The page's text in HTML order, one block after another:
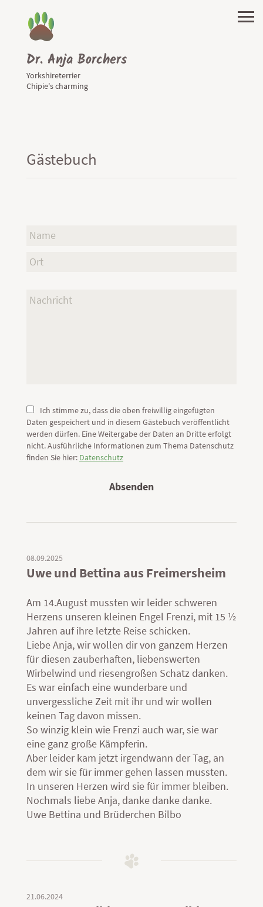
Dr. Anja Borchers
Yorkshireterrier
Chipie's charming
Gästebuch
Ich stimme zu, dass die oben freiwillig eingefügten
Daten gespeichert und in diesem Gästebuch veröffentlicht
werden dürfen. Eine Weitergabe der Daten an Dritte erfolgt
nicht. Ausführliche Informationen zum Thema Datenschutz
finden Sie hier: Datenschutz
08.09.2025
Uwe und Bettina aus Freimersheim
Am 14.August mussten wir leider schweren
Herzens unseren kleinen Engel Frenzi, mit 15 ½
Jahren auf ihre letzte Reise schicken.
Liebe Anja, wir wollen dir von ganzem Herzen
für diesen zauberhaften, liebenswerten
Wirbelwind und riesengroßen Schatz danken.
Es war einfach eine wunderbare und
unvergessliche Zeit mit ihr und wir wollen
keinen Tag davon missen.
So winzig klein wie Frenzi auch war, sie war
eine ganz große Kämpferin.
Aber leider kam jetzt irgendwann der Tag, an
dem wir sie für immer gehen lassen mussten.
In unseren Herzen wird sie für immer bleiben.
Nochmals liebe Anja, danke danke danke.
Uwe Bettina und Brüderchen Bilbo
21.06.2024